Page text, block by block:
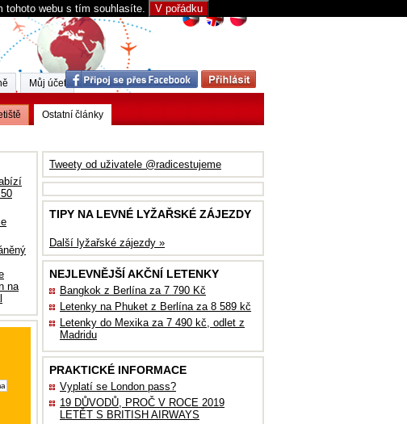
tohoto webu s tím souhlasíte. V pořádku
Tweety od uživatele @radicestujeme
TIPY NA LEVNÉ LYŽAŘSKÉ ZÁJEZDY
Další lyžařské zájezdy »
NEJLEVNĚJŠÍ AKČNÍ LETENKY
Bangkok z Berlína za 7 790 Kč
Letenky na Phuket z Berlína za 8 589 kč
Letenky do Mexika za 7 490 kč, odlet z
Madridu
PRAKTICKÉ INFORMACE
Vyplatí se London pass?
19 DŮVODŮ, PROČ V ROCE 2019
LETĚT S BRITISH AIRWAYS
na
Ostatní články
Můj účet